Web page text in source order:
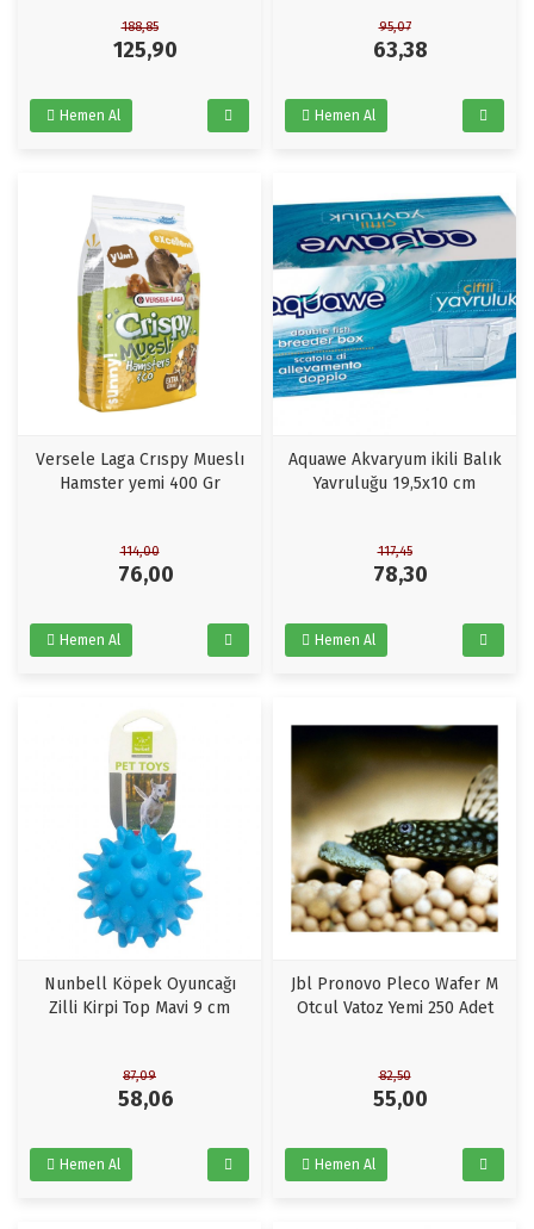
188,85
125,90
Hemen Al
95,07
63,38
Hemen Al
Versele Laga Crıspy Mueslı
Hamster yemi 400 Gr
114,00
76,00
Hemen Al
Aquawe Akvaryum ikili Balık
Yavruluğu 19,5x10 cm
117,45
78,30
Hemen Al
Nunbell Köpek Oyuncağı
Zilli Kirpi Top Mavi 9 cm
87,09
58,06
Hemen Al
Jbl Pronovo Pleco Wafer M
Otcul Vatoz Yemi 250 Adet
82,50
55,00
Hemen Al